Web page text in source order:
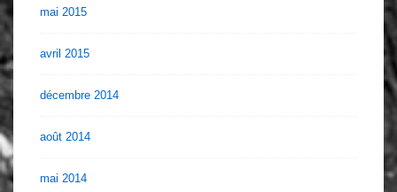
mai 2015
avril 2015
décembre 2014
août 2014
mai 2014